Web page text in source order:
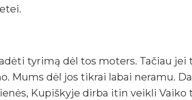
tyrimą dėl tos moters. Tačiau
Mums dėl jos tikrai labai neramu.
Kupiškyje dirba itin veikli